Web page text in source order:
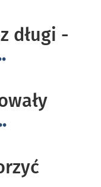
długi -